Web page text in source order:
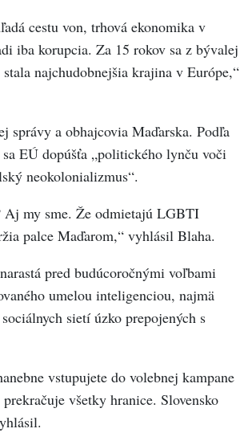
cestu von, trhová ekonomika v
iba korupcia. Za 15 rokov sa z bývalej
najchudobnejšia krajina v Európe,“
a obhajcovia Maďarska. Podľa
EÚ dopúšťa „politického lynču voči
neokolonializmus“.
Aj my sme. Že odmietajú LGBTI
palce Maďarom,“ vyhlásil Blaha.
pred budúcoročnými voľbami
umelou inteligenciou, najmä
sietí úzko prepojených s
vstupujete do volebnej kampane
všetky hranice. Slovensko